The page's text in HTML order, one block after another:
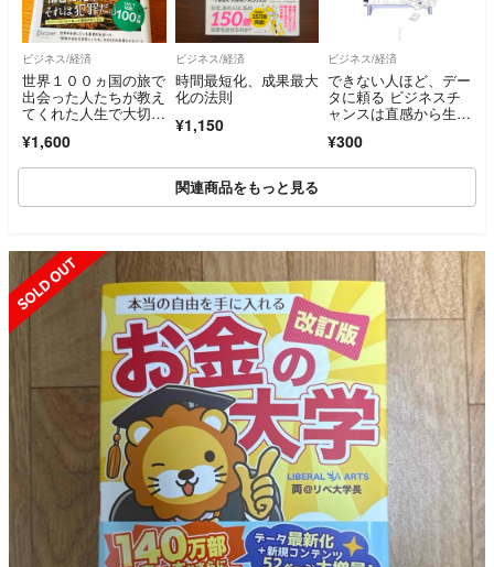
ビジネス/経済
世界１００ヵ国の旅で
出会った人たちが教え
てくれた人生で大切な
¥1,600
ビジネス/経済
時間最短化、成果最大
化の法則
¥1,150
ビジネス/経済
できない人ほど、デー
タに頼る ビジネスチ
ャンスは直感から生ま
ン，ショーンスミス
【著】，酒井光雄【監
¥300
関連商品をもっと見る
SOLD OUT